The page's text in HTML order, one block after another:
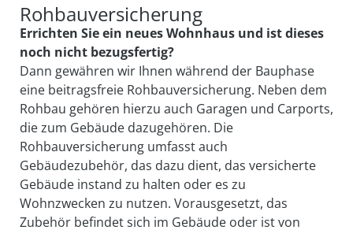
Rohbauversicherung
Errichten Sie ein neues Wohnhaus und ist dieses
noch nicht bezugsfertig?
Dann gewähren wir Ihnen während der Bauphase
eine beitragsfreie Roh­bau­ver­sicherung. Neben dem
Rohbau gehören hierzu auch Garagen und Carports,
die zum Gebäude dazugehören. Die
Rohbauversicherung umfasst auch
Gebäudezubehör, das dazu dient, das versicherte
Gebäude instand zu halten oder es zu
Wohnzwecken zu nutzen. Voraus­gesetzt, das
Zubehör befindet sich im Gebäude oder ist von